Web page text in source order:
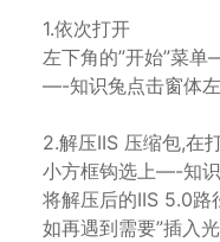
1.依次打开
左下角的”开始”菜
—-知识兔点击窗体
2.解压IIS 压缩包,在
小方框钩选上—-知
将解压后的IIS 5.0路
如再遇到需要”插入